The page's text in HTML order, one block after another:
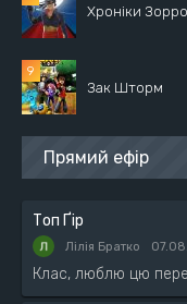
Хроніки Зорро
Зак Шторм
Прямий ефір
Топ Ґір
Лілія Братко
Клас, люблю цю